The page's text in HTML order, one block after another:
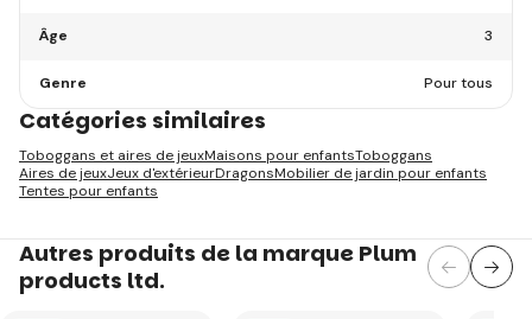
Âge 3
Genre Pour tous
Catégories similaires
Toboggans et aires de jeuxMaisons pour enfantsToboggans
Aires de jeuxJeux d'extérieurDragonsMobilier de jardin pour enfants
Tentes pour enfants
Autres produits de la marque Plum
products ltd.